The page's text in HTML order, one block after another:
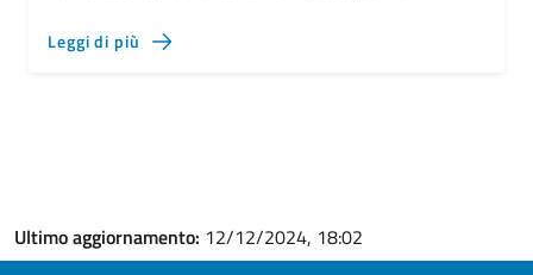
Leggi di più
Ultimo aggiornamento: 12/12/2024, 18:02